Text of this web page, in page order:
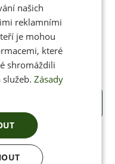
našich
reklamními
je mohou
které
shromáždili
Zásady